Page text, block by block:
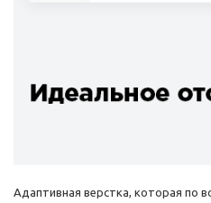
Адаптивная верстка, которая по